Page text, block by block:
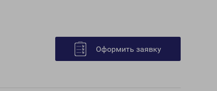
Оформить заявку